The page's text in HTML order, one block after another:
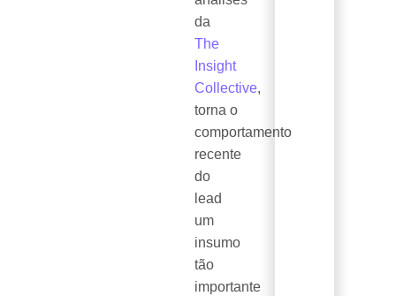
da
The
Insight
Collective,
torna o
comportamento
recente
do
lead
um
insumo
tão
importante